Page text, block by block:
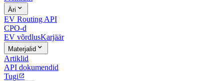
Äri 
EV Routing API
CPO-d
EV võrdlusKarjäär
Materjalid 
Artiklid
API dokumendid
Tugi 